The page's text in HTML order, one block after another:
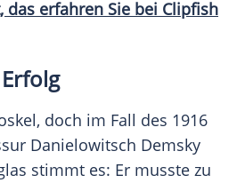
das erfahren Sie bei Clipfish
doch im Fall des 1916
Danielowitsch Demsky
stimmt es: Er musste zu